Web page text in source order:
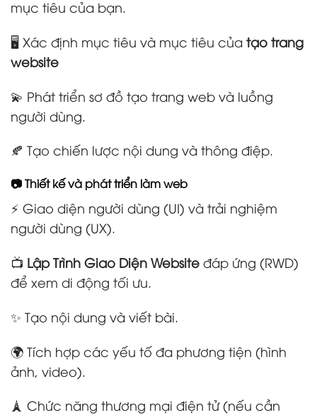
mục tiêu của bạn.
🖥️ Xác định mục tiêu và mục tiêu của tạo trang
website
💫 Phát triển sơ đồ tạo trang web và luồng
người dùng.
🍂 Tạo chiến lược nội dung và thông điệp.
📷 Thiết kế và phát triển làm web
⚡ Giao diện người dùng (UI) và trải nghiệm
người dùng (UX).
📺 Lập Trình Giao Diện Website đáp ứng (RWD)
để xem di động tối ưu.
✨ Tạo nội dung và viết bài.
🌍 Tích hợp các yếu tố đa phương tiện (hình
ảnh, video).
🗼 Chức năng thương mại điện tử (nếu cần